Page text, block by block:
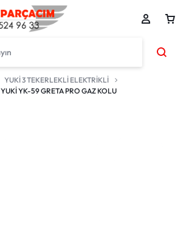
YUKİ 3 TEKERLEKLİ ELEKTRİKLİ
YUKİ YK-59 GRETA PRO GAZ KOLU